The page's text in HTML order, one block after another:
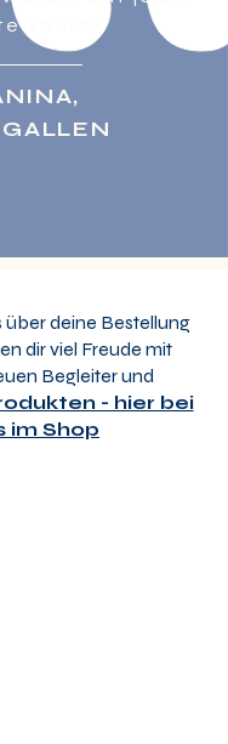
spürt."
GALLEN
deine Bestellung
dir viel Freude mit
Begleiter und
- hier bei
im Shop